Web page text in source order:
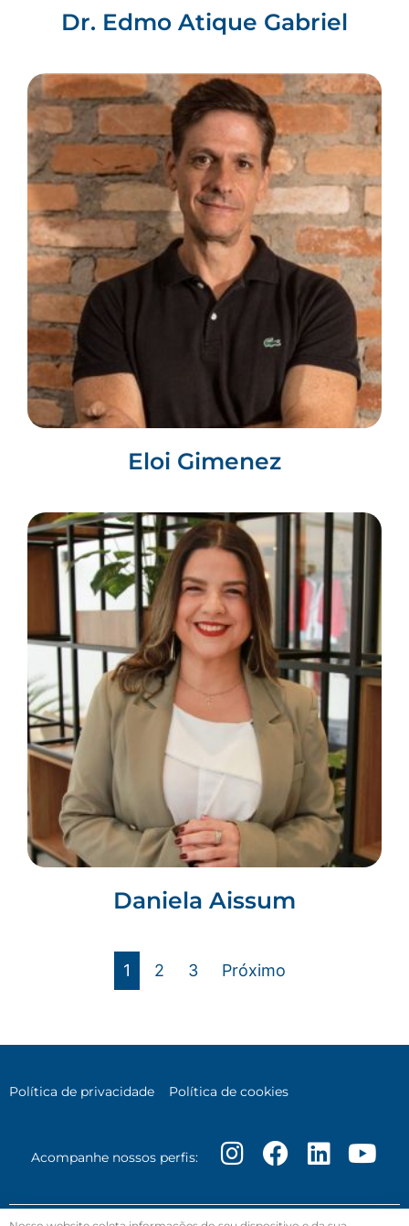
Dr. Edmo Atique Gabriel
Eloi Gimenez
Daniela Aissum
1 2 3 Próximo
Política de privacidade Política de cookies
Acompanhe nossos perfis:
I
s
F
a
c
L
n
Y
u